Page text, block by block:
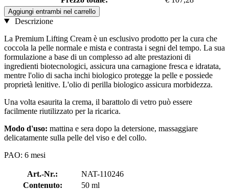
Aggiungi entrambi nel carrello
Descrizione
La Premium Lifting Cream è un esclusivo prodotto per la cura che
coccola la pelle normale e mista e contrasta i segni del tempo. La sua
formulazione a base di un complesso ad alte prestazioni di
ingredienti biotecnologici, assicura una carnagione fresca e idratata,
mentre l'olio di sacha inchi biologico protegge la pelle e possiede
proprietà lenitive. L'olio di perilla biologico assicura morbidezza.
Una volta esaurita la crema, il barattolo di vetro può essere
facilmente riutilizzato per la ricarica.
Modo d'uso: mattina e sera dopo la detersione, massaggiare
delicatamente sulla pelle del viso e del collo.
PAO: 6 mesi
Art.-Nr.:
NAT-110246
Contenuto:
50 ml